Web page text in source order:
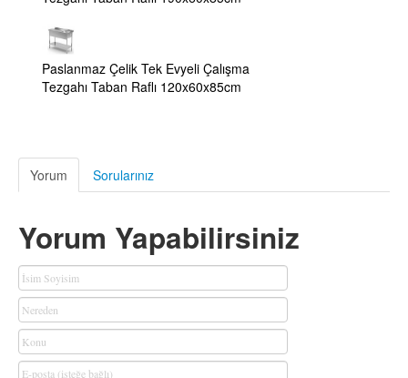
Paslanmaz Çelik Tek Evyeli Çalışma
Tezgahı Taban Raflı 120x60x85cm
Yorum Sorularınız
Yorum Yapabilirsiniz